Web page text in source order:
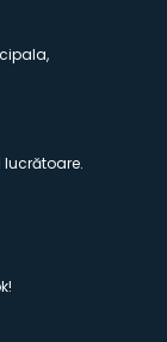
lucrătoare.